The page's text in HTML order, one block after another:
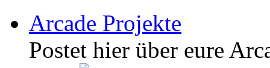
Arcade Projekte
Postet hier über eure